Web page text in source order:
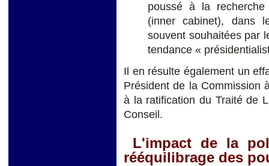
poussé à la
(inner cabinet), dans
souvent souhaitées par
tendance «
Il en résulte également un
Président de la Commission
à la ratification du Traité de
Conseil.
L'impact de la
rééquilibrage des